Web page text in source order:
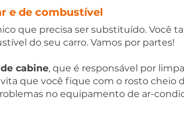
e de combustível
que precisa ser substituído. Você
do seu carro. Vamos por partes!
cabine, que é responsável por
que você fique com o rosto cheio
no equipamento de ar-